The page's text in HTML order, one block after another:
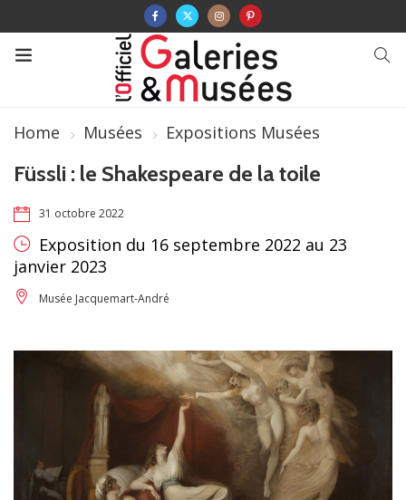
Home Musées Expositions Musées
Füssli : le Shakespeare de la toile
31 octobre 2022
Exposition du 16 septembre 2022 au 23
janvier 2023
Musée Jacquemart-André